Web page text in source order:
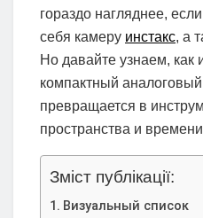
гораздо нагляднее,
себя камеру инстакс, а
Но давайте узнаем, как
компактный
превращается в
пространства и
Зміст публікації:
Визуальный список